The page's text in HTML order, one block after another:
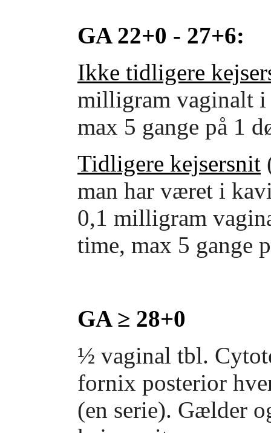
GA 22+0 - 27+6:
Ikke tidligere
milligram vaginalt i
max 5 gange på 1
Tidligere kejsersnit
man har været i
0,1 milligram
time, max 5 gange
GA ≥ 28+0
½ vaginal tbl.
fornix posterior
(en serie). Gælder